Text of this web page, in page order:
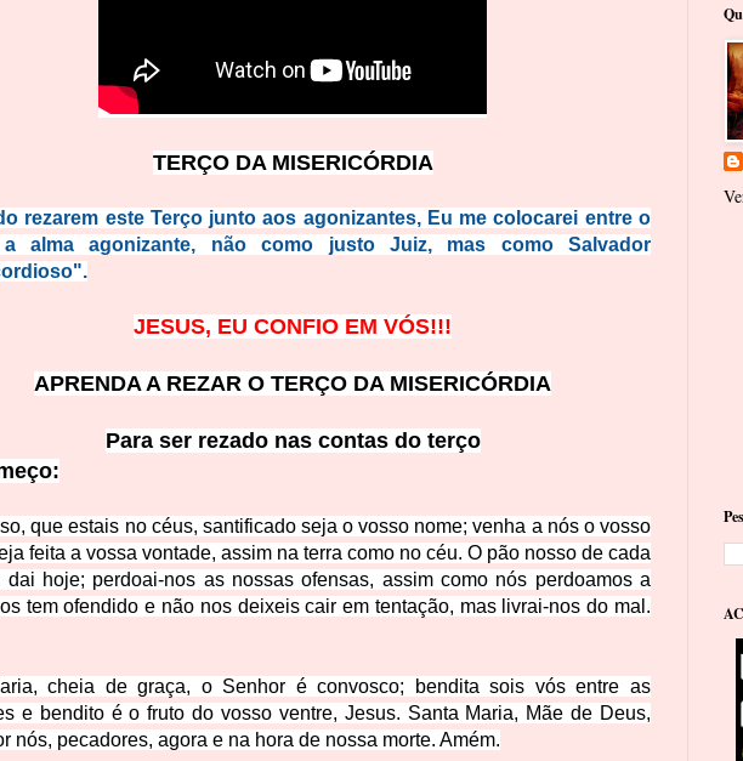
TERÇO DA MISERICÓRDIA
rezarem este Terço junto aos agonizantes, Eu me colocarei entre o
alma agonizante, não como justo Juiz, mas como Salvador
JESUS, EU CONFIO EM VÓS!!!
APRENDA A REZAR O TERÇO DA MISERICÓRDIA
Para ser rezado nas contas do terço
o:
que estais no céus, santificado seja o vosso nome; venha a nós o vosso
feita a vossa vontade, assim na terra como no céu. O pão nosso de cada
dai hoje; perdoai-nos as nossas ofensas, assim como nós perdoamos a
tem ofendido e não nos deixeis cair em tentação, mas livrai-nos do mal.
cheia de graça, o Senhor é convosco; bendita sois vós entre as
e bendito é o fruto do vosso ventre, Jesus. Santa Maria, Mãe de Deus,
nós, pecadores, agora e na hora de nossa morte. Amém.